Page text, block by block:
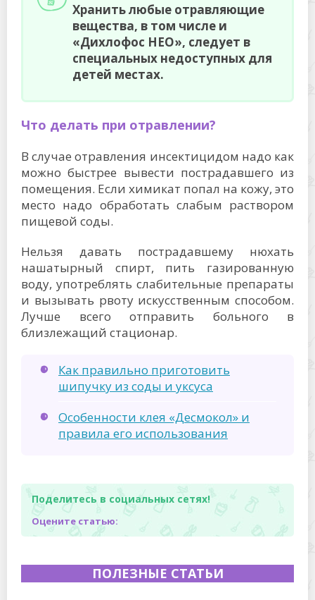
Хранить любые отравляющие
вещества, в том числе и
«Дихлофос НЕО», следует в
специальных недоступных для
детей местах.
Что делать при отравлении?
В случае отравления инсектицидом надо как
можно быстрее вывести пострадавшего из
помещения. Если химикат попал на кожу, это
место надо обработать слабым раствором
пищевой соды.
Нельзя давать пострадавшему нюхать
нашатырный спирт, пить газированную
воду, употреблять слабительные препараты
и вызывать рвоту искусственным способом.
Лучше всего отправить больного в
близлежащий стационар.
Как правильно приготовить
шипучку из соды и уксуса
Особенности клея «Десмокол» и
правила его использования
Поделитесь в социальных сетях!
Оцените статью:
ПОЛЕЗНЫЕ СТАТЬИ